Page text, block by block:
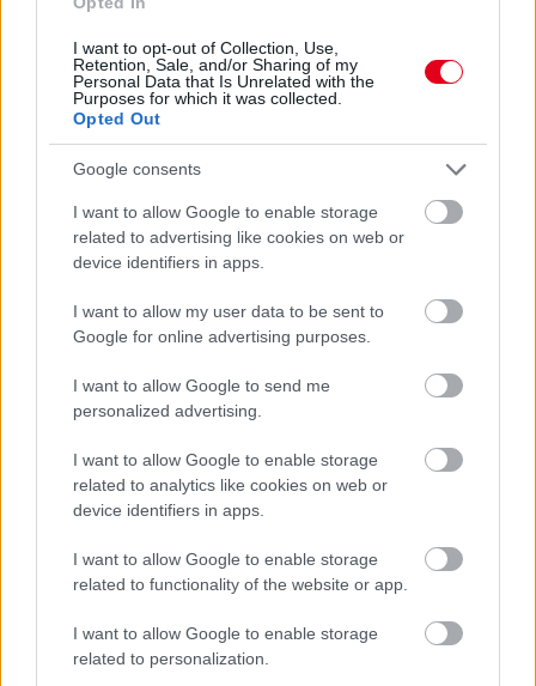
I want to opt-out of Collection, Use,
Retention, Sale, and/or Sharing of my
Personal Data that Is Unrelated with the
Purposes for which it was collected.
Opted Out
Google consents
I want to allow Google to enable storage
related to advertising like cookies on web or
device identifiers in apps.
I want to allow my user data to be sent to
Google for online advertising purposes.
I want to allow Google to send me
personalized advertising.
I want to allow Google to enable storage
related to analytics like cookies on web or
device identifiers in apps.
I want to allow Google to enable storage
related to functionality of the website or app.
I want to allow Google to enable storage
related to personalization.
Kövess minket a Facebookon
Parc Fermé